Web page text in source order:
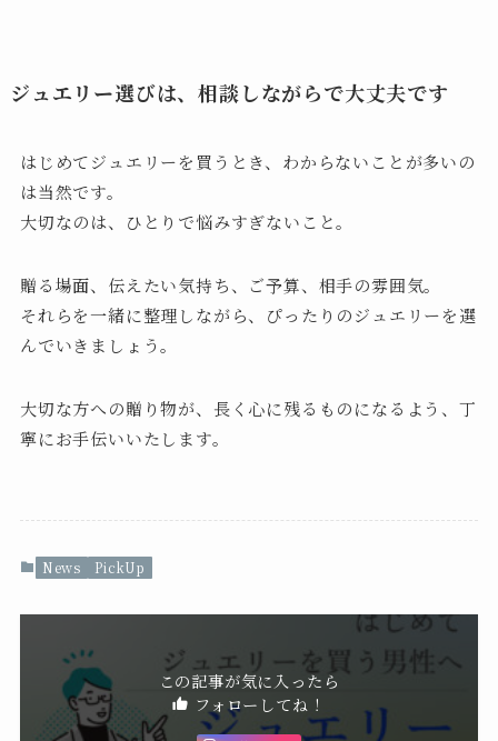
ジュエリー選びは、相談しながらで大丈夫です
はじめてジュエリーを買うとき、わからないことが多いの
は当然です。
大切なのは、ひとりで悩みすぎないこと。
贈る場面、伝えたい気持ち、ご予算、相手の雰囲気。
それらを一緒に整理しながら、ぴったりのジュエリーを選
んでいきましょう。
大切な方への贈り物が、長く心に残るものになるよう、丁
寧にお手伝いいたします。
News PickUp
この記事が気に入ったら
フォローしてね！